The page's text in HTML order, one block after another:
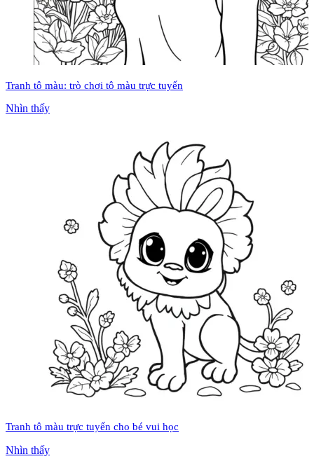
Tranh tô màu: trò chơi tô màu trực tuyến
Nhìn thấy
Tranh tô màu trực tuyến cho bé vui học
Nhìn thấy